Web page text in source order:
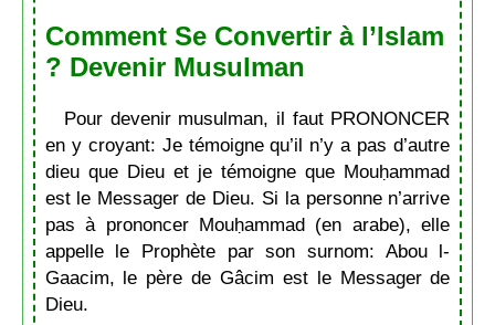
Comment Se Convertir à l’Islam
? Devenir Musulman
Pour devenir musulman, il faut PRONONCER
en y croyant: Je témoigne qu’il n’y a pas d’autre
dieu que Dieu et je témoigne que Mouḥammad
est le Messager de Dieu. Si la personne n’arrive
pas à prononcer Mouḥammad (en arabe), elle
appelle le Prophète par son surnom: Abou l-
Gaacim, le père de Gâcim est le Messager de
Dieu.